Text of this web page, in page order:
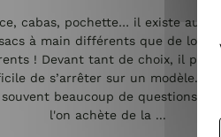
cabas, pochette… il existe
sacs à main différents que de looks
! Devant tant de choix, il peut
de s’arrêter sur un modèle. On
beaucoup de questions
l'on achète de la ...